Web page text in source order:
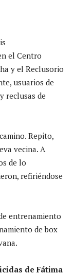
el Centro
y el Reclusorio
usuarios de
reclusas de
Repito,
vecina. A
de lo
refiriéndose
entrenamiento
de box
de Fátima